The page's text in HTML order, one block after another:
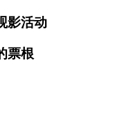
影活动
票根